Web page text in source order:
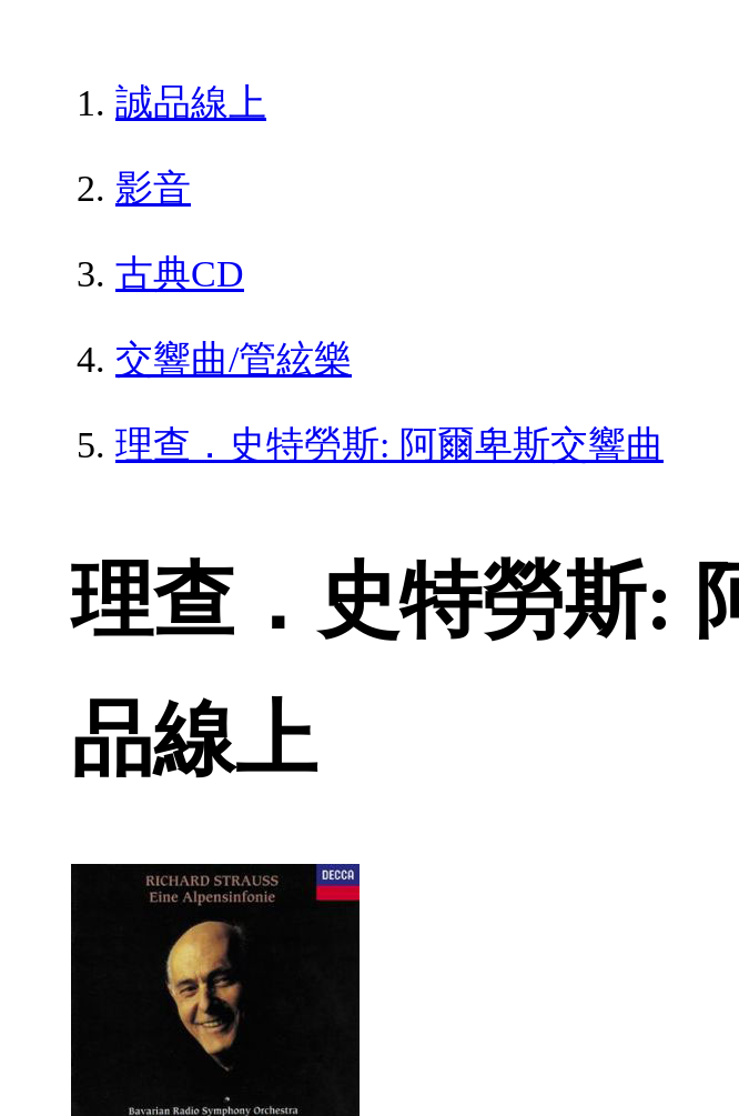
誠品線上
影音
古典CD
交響曲/管絃樂
理查．史特勞斯: 阿爾卑斯交響曲
理查．史特勞斯:
品線上